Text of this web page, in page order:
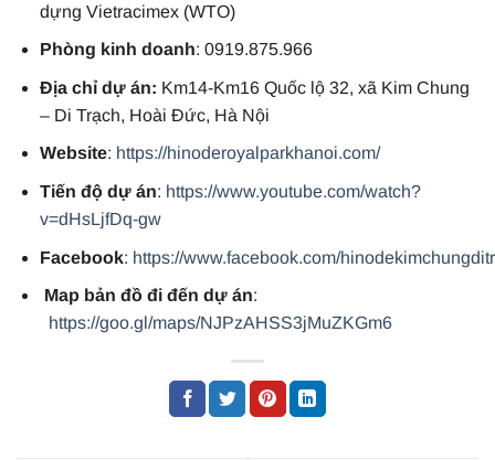
dựng Vietracimex (WTO)
Phòng kinh doanh: 0919.875.966
Địa chỉ dự án: Km14-Km16 Quốc lộ 32, xã Kim Chung
– Di Trạch, Hoài Đức, Hà Nội
Website: https://hinoderoyalparkhanoi.com/
Tiến độ dự án: https://www.youtube.com/watch?
v=dHsLjfDq-gw
Facebook: https://www.facebook.com/
Map bản đồ đi đến dự án:
https://goo.gl/maps/NJPzAHSS3jMuZKGm6